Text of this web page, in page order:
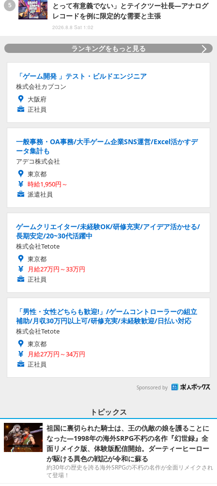
とって有意義でない」とテイクツー社長―アナログ
レコードを例に限定的な需要と主張
2026.8.8 Sat 1:02
ランキングをもっと見る
「ゲーム開発 」テスト・ビルドエンジニア
株式会社カプコン
大阪府
正社員
一般事務・OA事務/大手ゲーム企業SNS運営/Excel活かすデ
ータ集計も
アデコ株式会社
東京都
時給1,950円～
派遣社員
ゲームクリエイター/未経験OK/研修充実/アイデア活かせる/
長期安定/20~30代活躍中
株式会社Tetote
東京都
月給27万円～33万円
正社員
「男性・女性どちらも歓迎!」/ゲームコントローラーの組立
補助/月収30万円以上可/研修充実/未経験歓迎/日払い対応
株式会社Tetote
東京都
月給27万円～34万円
正社員
Sponsored by
トピックス
祖国に裏切られた騎士は、王の仇敵の娘を護ることに
なった―1998年の海外SRPG不朽の名作『幻世録』全
面リメイク版、体験版配信開始。ダーティーヒーロー
が駆ける異色の戦記が令和に蘇る
約30年の歴史を誇る海外SRPGの不朽の名作が全面リメイクされ
て登場！